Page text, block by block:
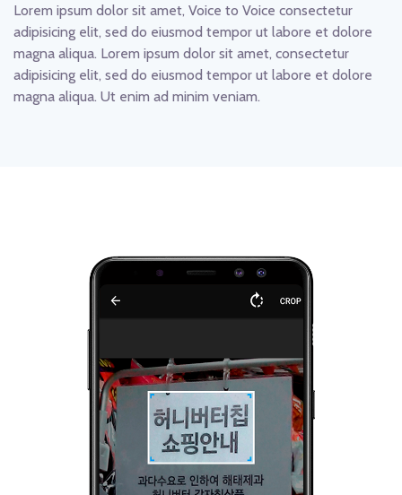
Lorem ipsum dolor sit amet, Voice to Voice consectetur
adipisicing elit, sed do eiusmod tempor ut labore et dolore
magna aliqua. Lorem ipsum dolor sit amet, consectetur
adipisicing elit, sed do eiusmod tempor ut labore et dolore
magna aliqua. Ut enim ad minim veniam.